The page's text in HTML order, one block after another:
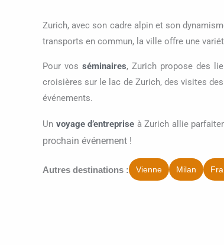
Zurich, avec son cadre alpin et son
transports en commun, la ville offre une
Pour vos séminaires, Zurich propose des
croisières sur le lac de Zurich, des visites
événements.
Un voyage d’entreprise à Zurich allie
prochain événement !
Autres destinations : Vienne Milan